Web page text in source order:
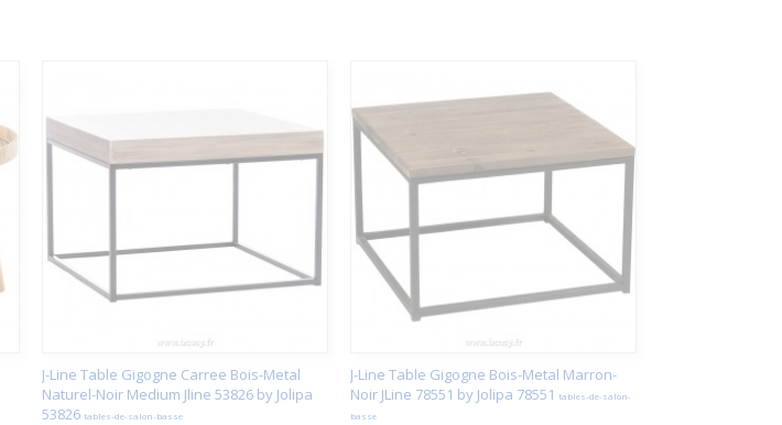
J-Line Table Gigogne Carree Bois-Metal
Naturel-Noir Medium Jline 53826 by Jolipa
53826 tables-de-salon-basse
J-Line Table Gigogne Bois-Metal Marron-
Noir JLine 78551 by Jolipa 78551 tables-de-salon-
basse